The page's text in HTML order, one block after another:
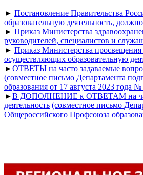
► Постановление Правительства
образовательную деятельность,
► Приказ Министерства
руководителей, специалистов и
► Приказ Министерства
осуществляющих образовательную
►ОТВЕТЫ на часто задаваемые
(совместное письмо Департамента
образования от 17 августа 2023 года
►В ДОПОЛНЕНИЕ к ОТВЕТАМ на часто
деятельность (совместное письмо
Общероссийского Профсоюза